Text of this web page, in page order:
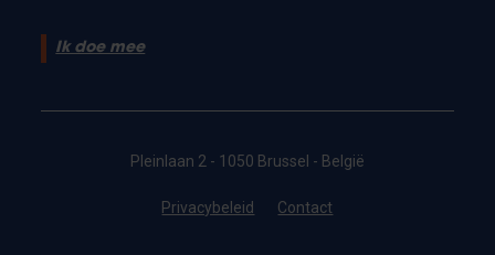
Ik doe mee
Pleinlaan 2 - 1050 Brussel - België
Privacybeleid Contact